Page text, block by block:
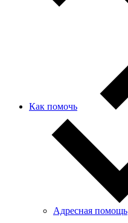
Как помочь
Адресная помощь